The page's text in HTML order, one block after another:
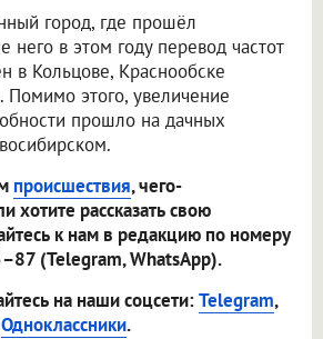
город, где прошёл
него в этом году перевод частот
в Кольцове, Краснообске
Помимо этого, увеличение
прошло на дачных
происшествия, чего-
хотите рассказать свою
к нам в редакцию по номеру
(Telegram, WhatsApp).
на наши соцсети:Telegram,
Одноклассники.